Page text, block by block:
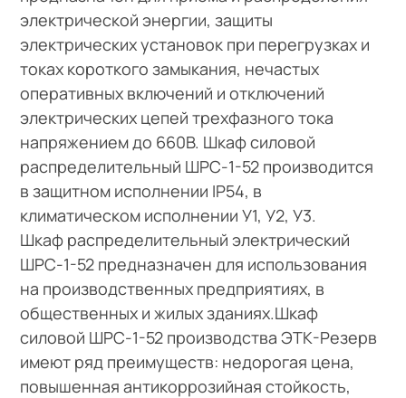
электрической энергии, защиты
электрических установок при перегрузках и
токах короткого замыкания, нечастых
оперативных включений и отключений
электрических цепей трехфазного тока
напряжением до 660В. Шкаф силовой
распределительный ШРС-1-52 производится
в защитном исполнении IP54, в
климатическом исполнении У1, У2, У3.
Шкаф распределительный электрический
ШРС-1-52 предназначен для использования
на производственных предприятиях, в
общественных и жилых зданиях.Шкаф
силовой ШРС-1-52 производства ЭТК-Резерв
имеют ряд преимуществ: недорогая цена,
повышенная антикоррозийная стойкость,